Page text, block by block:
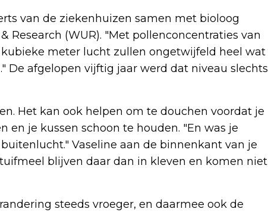
van de ziekenhuizen samen met bioloog
Research (WUR). "Met pollenconcentraties van
meter lucht zullen ongetwijfeld heel wat
De afgelopen vijftig jaar werd dat niveau slechts
Het kan ook helpen om te douchen voordat je
en je kussen schoon te houden. "En was je
Vaseline aan de binnenkant van je
blijven daar dan in kleven en komen niet
steeds vroeger, en daarmee ook de